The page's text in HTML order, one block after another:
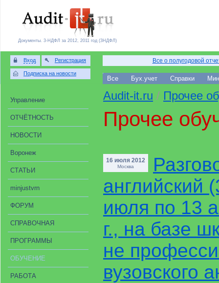
Документы. 3-НДФЛ за 2012, 2011 год (3НДФЛ)
Вход Регистрация
Подписка на новости
Все о полугодовой
Все Бух.учет Справки
Управление
ОТЧЁТНОСТЬ
НОВОСТИ
Воронеж
СТАТЬИ
minjustvrn
ФОРУМ
СПРАВОЧНАЯ
ПРОГРАММЫ
ОБУЧЕНИЕ
РАБОТА
Audit-it.ru / Прочее
Прочее
16 июля 2012
Москва
английский
июля по 13
г., на базе
не
вузовского